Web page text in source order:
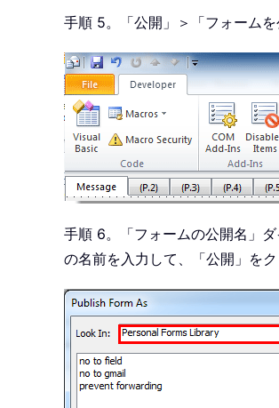
手順 5。「公開」＞「フォーム
手順 6。「フォームの公開名」
の名前を入力して、「公開」をク